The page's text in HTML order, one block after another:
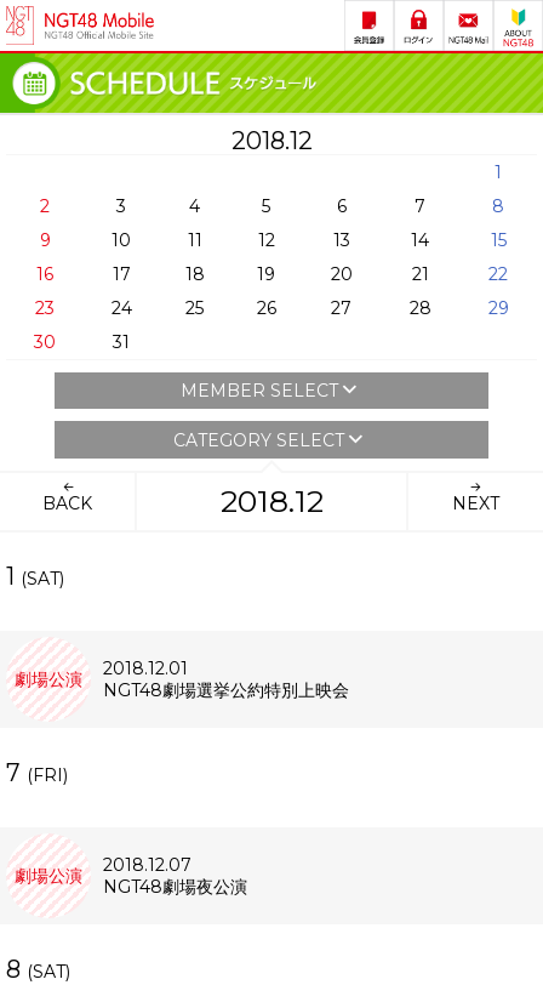
2018.12
1
2
3 4 5 6 7
8
9
10 11 12 13 14
15
16
17 18 19 20 21
22
23
24 25 26 27 28
29
30
31
MEMBER SELECT
CATEGORY SELECT
BACK 2018.12 NEXT
1 (SAT)
劇場公演
2018.12.01
NGT48劇場選挙公約特別上映会
7 (FRI)
劇場公演
2018.12.07
NGT48劇場夜公演
8 (SAT)